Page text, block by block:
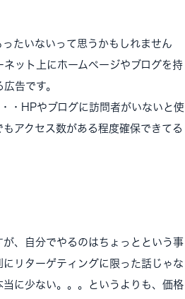
たいないって思うかもしれません
ット上にホームページやブログを持
告です。
・HPやブログに訪問者がいないと使
アクセス数がある程度確保できてる
、自分でやるのはちょっとという事
リターゲティングに限った話じゃな
に少ない。。。というよりも、価格